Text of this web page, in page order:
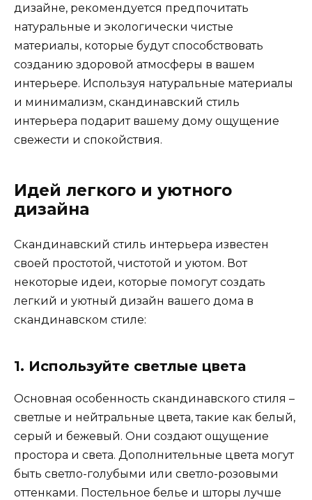
дизайне, рекомендуется предпочитать
натуральные и экологически чистые
материалы, которые будут способствовать
созданию здоровой атмосферы в вашем
интерьере. Используя натуральные материалы
и минимализм, скандинавский стиль
интерьера подарит вашему дому ощущение
свежести и спокойствия.
Идей легкого и уютного
дизайна
Скандинавский стиль интерьера известен
своей простотой, чистотой и уютом. Вот
некоторые идеи, которые помогут создать
легкий и уютный дизайн вашего дома в
скандинавском стиле:
1. Используйте светлые цвета
Основная особенность скандинавского стиля –
светлые и нейтральные цвета, такие как белый,
серый и бежевый. Они создают ощущение
простора и света. Дополнительные цвета могут
быть светло-голубыми или светло-розовыми
оттенками. Постельное белье и шторы лучше